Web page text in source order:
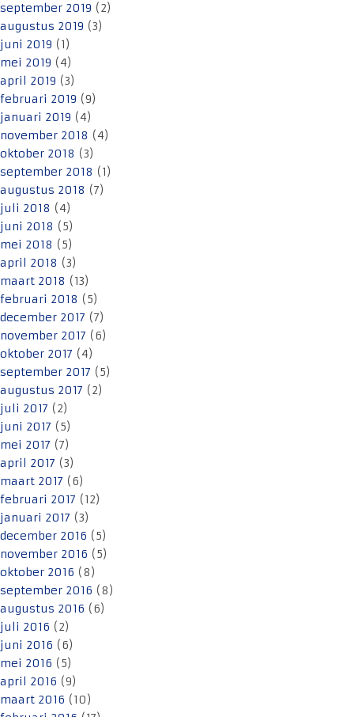
september 2019 (2)
augustus 2019 (3)
juni 2019 (1)
mei 2019 (4)
april 2019 (3)
februari 2019 (9)
januari 2019 (4)
november 2018 (4)
oktober 2018 (3)
september 2018 (1)
augustus 2018 (7)
juli 2018 (4)
juni 2018 (5)
mei 2018 (5)
april 2018 (3)
maart 2018 (13)
februari 2018 (5)
december 2017 (7)
november 2017 (6)
oktober 2017 (4)
september 2017 (5)
augustus 2017 (2)
juli 2017 (2)
juni 2017 (5)
mei 2017 (7)
april 2017 (3)
maart 2017 (6)
februari 2017 (12)
januari 2017 (3)
december 2016 (5)
november 2016 (5)
oktober 2016 (8)
september 2016 (8)
augustus 2016 (6)
juli 2016 (2)
juni 2016 (6)
mei 2016 (5)
april 2016 (9)
maart 2016 (10)